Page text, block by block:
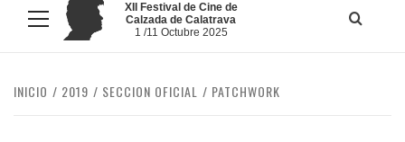
Menú
principal
XII Festival de Cine de
Calzada de Calatrava
1 /11 Octubre 2025
INICIO 2019 SECCION OFICIAL PATCHWORK